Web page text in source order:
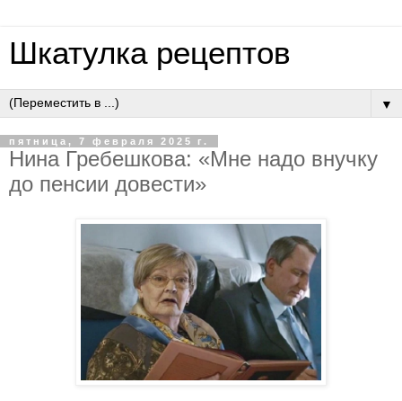
Шкатулка рецептов
▼
пятница, 7 февраля 2025 г.
Нина Гребешкова: «Мне надо внучку
до пенсии довести»